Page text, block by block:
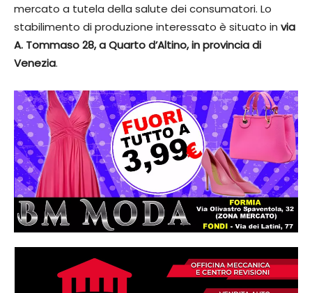
mercato a tutela della salute dei consumatori. Lo
stabilimento di produzione interessato è situato in via
A. Tommaso 28, a Quarto d’Altino, in provincia di
Venezia.